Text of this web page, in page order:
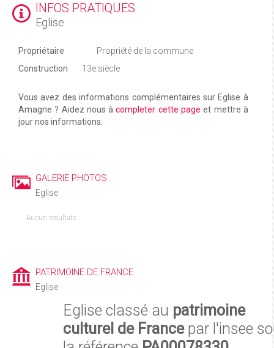
INFOS PRATIQUES
Eglise
Propriétaire
Propriété de la commune
Construction
13e siècle
Vous avez des informations complémentaires sur Eglise à
Amagne ? Aidez nous àcompleter cette page et mettre à
jour nos informations.
GALERIE PHOTOS
Eglise
Aucun resultats
PATRIMOINE DE FRANCE
Eglise
Eglise classé au patrimoine
culturel de Francepar l'insee